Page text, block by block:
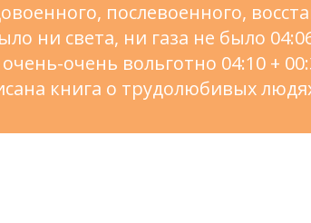
послевоенного,
ни света, ни газа не было
очень-очень вольготно 04:10 +
книга о трудолюбивых